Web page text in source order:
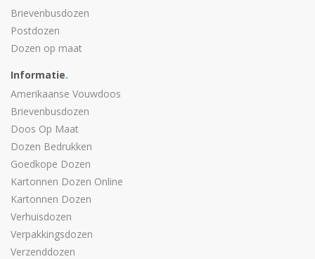
Brievenbusdozen
Postdozen
Dozen op maat
Informatie.
Amerikaanse Vouwdoos
Brievenbusdozen
Doos Op Maat
Dozen Bedrukken
Goedkope Dozen
Kartonnen Dozen Online
Kartonnen Dozen
Verhuisdozen
Verpakkingsdozen
Verzenddozen